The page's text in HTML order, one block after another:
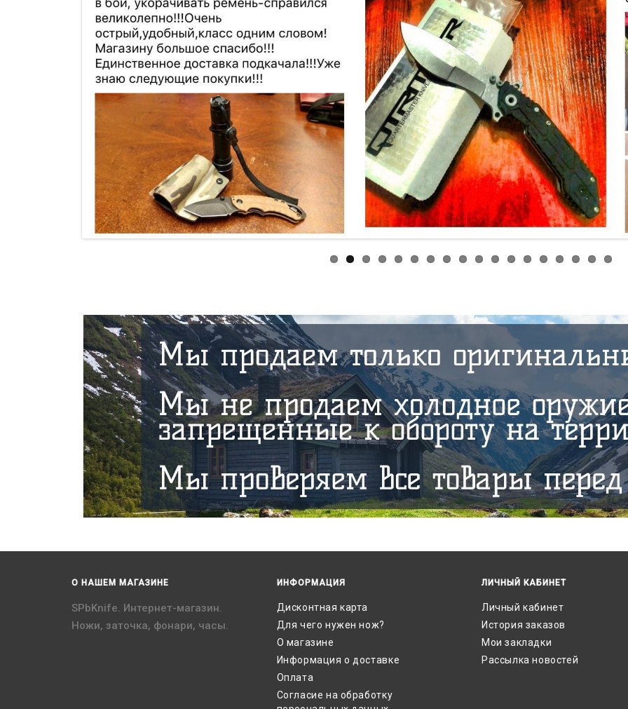
О НАШЕМ МАГАЗИНЕ
SPbKnife. Интернет-магазин.
Ножи, заточка, фонари, часы.
ИНФОРМАЦИЯ
Дисконтная карта
Для чего нужен нож?
О магазине
Информация о доставке
Оплата
Согласие на обработку
ЛИЧНЫЙ КАБИНЕТ
Личный кабинет
История заказов
Мои закладки
Рассылка новостей